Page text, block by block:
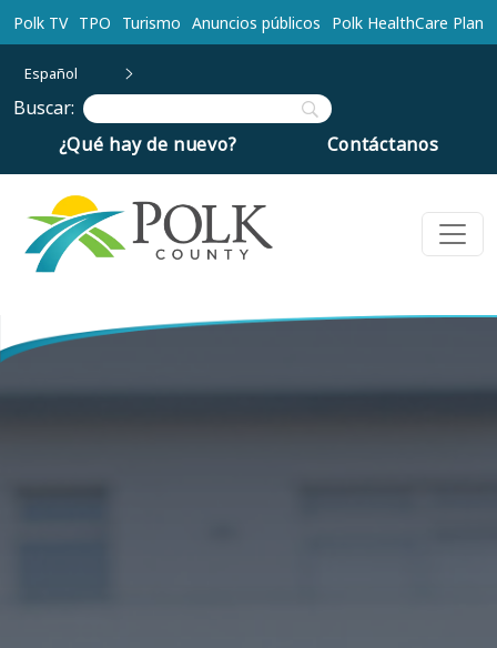
Ir al contenido principal
Polk TV TPO Turismo Anuncios públicos Polk HealthCare Plan
Español
Buscar:
¿Qué hay de nuevo?
Contáctanos